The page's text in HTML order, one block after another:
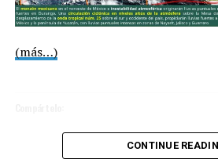
(más…)
CONTINUE